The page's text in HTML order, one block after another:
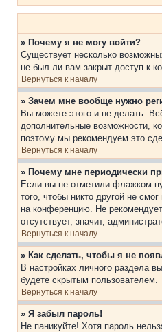
» Почему я не могу войти?
Существует несколько
не был ли вам закрыт доступ к
Вернуться к началу
» Зачем мне вообще нужно
Вы можете этого и не делать.
дополнительные возможности,
поэтому мы рекомендуем это
Вернуться к началу
» Почему мне периодически
Если вы не отметили флажком
того, чтобы никто другой не
на конференцию. Не
отсутствует, значит,
Вернуться к началу
» Как сделать, чтобы я не
В настройках личного раздела
будете скрытым пользователем.
Вернуться к началу
» Я забыл пароль!
Не паникуйте! Хотя пароль